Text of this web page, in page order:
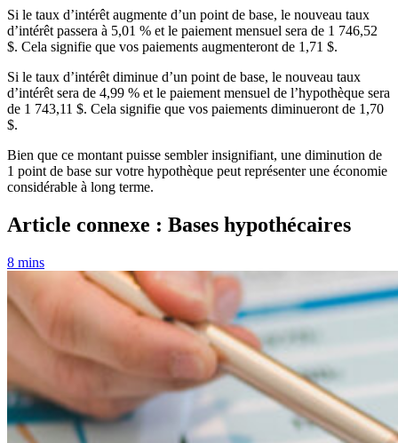
Si le taux d’intérêt augmente d’un point de base, le nouveau taux
d’intérêt passera à 5,01 % et le paiement mensuel sera de 1 746,52
$. Cela signifie que vos paiements augmenteront de 1,71 $.
Si le taux d’intérêt diminue d’un point de base, le nouveau taux
d’intérêt sera de 4,99 % et le paiement mensuel de l’hypothèque sera
de 1 743,11 $. Cela signifie que vos paiements diminueront de 1,70
$.
Bien que ce montant puisse sembler insignifiant, une diminution de
1 point de base sur votre hypothèque peut représenter une économie
considérable à long terme.
Article connexe : Bases hypothécaires
8 mins